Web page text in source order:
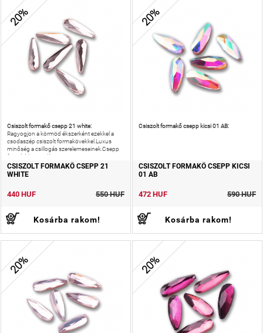
20%
Csiszolt formakő csepp 21 white:
Ragyogjon a körmöd ékszerként ezekkel a
csodaszép csiszolt formakövekkel.Luxus
minőség a csillogás szerelemeseinek.Csepp
formájú körömdísz.
CSISZOLT FORMAKŐ CSEPP 21
WHITE
440 HUF 550 HUF
Kosárba rakom!
20%
Csiszolt formakő csepp kicsi 01 AB:
CSISZOLT FORMAKŐ CSEPP KICSI
01 AB
472 HUF 590 HUF
Kosárba rakom!
20% 20%